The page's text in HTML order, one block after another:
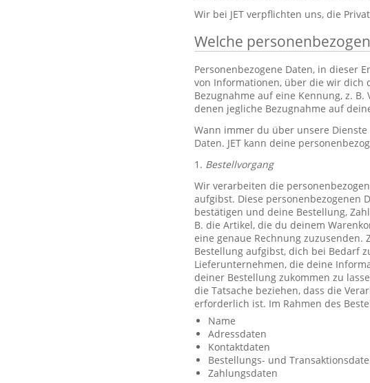
Wir bei JET verpflichten uns, die
Welche
Personenbezogene Daten, in dieser
von Informationen, über die wir dich
Bezugnahme auf eine Kennung, z.
denen jegliche Bezugnahme auf
Wann immer du über unsere
Daten. JET kann deine
1. Bestellvorgang
Wir verarbeiten die
aufgibst. Diese personenbezogenen
bestätigen und deine Bestellung,
B. die Artikel, die du deinem
eine genaue Rechnung
Bestellung aufgibst, dich bei Bedarf
Lieferunternehmen, die deine
deiner Bestellung zukommen zu
die Tatsache beziehen, dass die
erforderlich ist. Im Rahmen des
Name
Adressdaten
Kontaktdaten
Bestellungs- und
Zahlungsdaten